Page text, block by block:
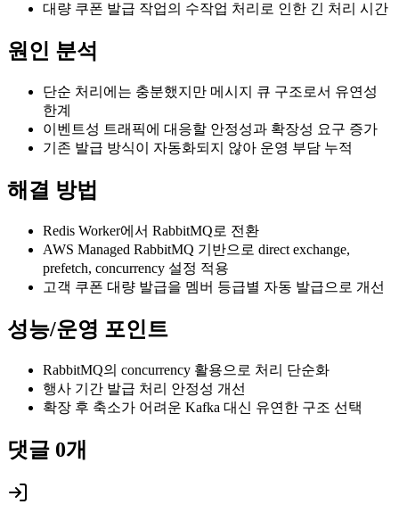
대량 쿠폰 발급 작업의 수작업 처리로 인한 긴 처리 시간
원인 분석
단순 처리에는 충분했지만 메시지 큐 구조로서 유연성
한계
이벤트성 트래픽에 대응할 안정성과 확장성 요구 증가
기존 발급 방식이 자동화되지 않아 운영 부담 누적
해결 방법
Redis Worker에서 RabbitMQ로 전환
AWS Managed RabbitMQ 기반으로 direct exchange,
prefetch, concurrency 설정 적용
고객 쿠폰 대량 발급을 멤버 등급별 자동 발급으로 개선
성능/운영 포인트
RabbitMQ의 concurrency 활용으로 처리 단순화
행사 기간 발급 처리 안정성 개선
확장 후 축소가 어려운 Kafka 대신 유연한 구조 선택
댓글 0개